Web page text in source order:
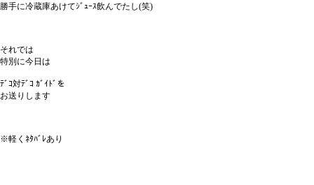
勝手に冷蔵庫あけてｼﾞｭｰｽ飲んでたし(笑)
それでは
特別に今日は
ﾃﾞｺ対ﾃﾞｺ ｶﾞｲﾄﾞを
お送りします
※軽くﾈﾀﾊﾞﾚあり